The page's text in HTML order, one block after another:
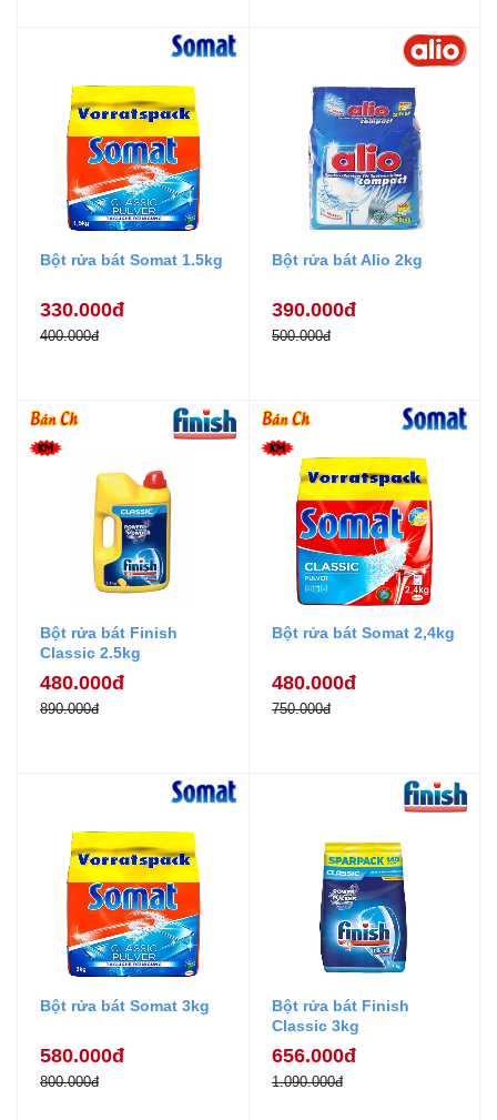
Bột rửa bát Somat 1.5kg
330.000đ
400.000đ
Bột rửa bát Alio 2kg
390.000đ
500.000đ
Bột rửa bát Finish
Classic 2.5kg
480.000đ
890.000đ
Bột rửa bát Somat 2,4kg
480.000đ
750.000đ
Bột rửa bát Somat 3kg
580.000đ
800.000đ
Bột rửa bát Finish
Classic 3kg
656.000đ
1.090.000đ